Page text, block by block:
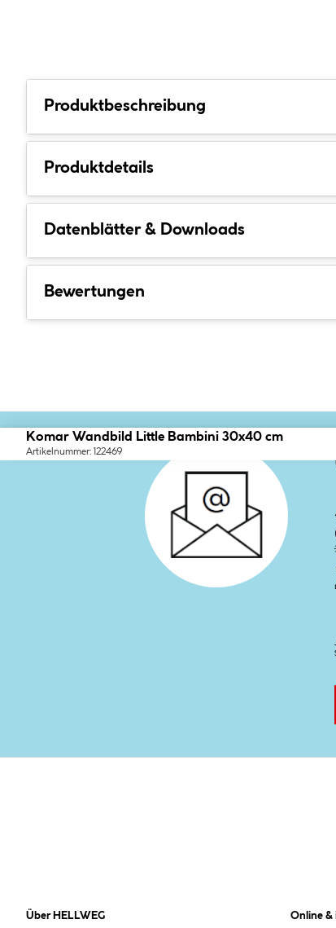
Produktbeschreibung
Produktdetails
Datenblätter & Downloads
Bewertungen
Komar Wandbild Little Bambini 30x40 cm
Artikelnummer: 122469
Über HELLWEG Online &